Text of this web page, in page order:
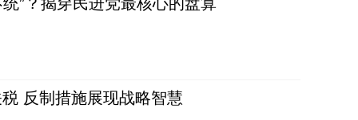
反制措施展现战略智慧